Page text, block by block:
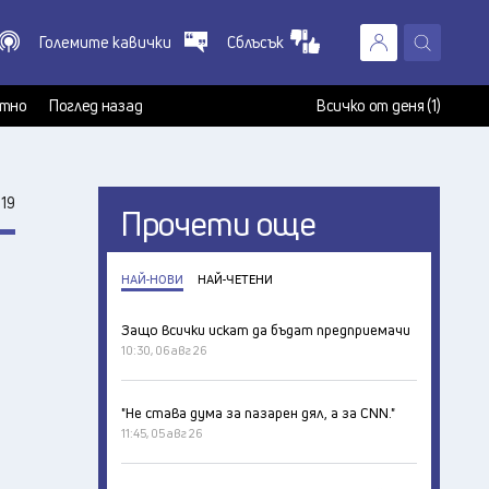
X
Големите кавички Сблъсък
Поглед назад Всичко от деня (1)
Прочети още
НАЙ-НОВИ НАЙ-ЧЕТЕНИ
Защо всички искат да бъдат предприемачи
10:30, 06 авг 26
"Не става дума за пазарен дял, а за CNN."
11:45, 05 авг 26